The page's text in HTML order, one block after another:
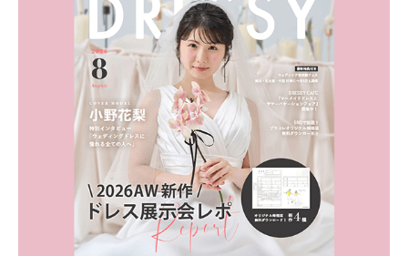
解決します。 まずは診断で候補を絞れる「ウェディ
ング診断」か、体験型 […]
続きを読む